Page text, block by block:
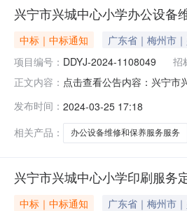
兴宁市兴城中心小学办公设备
中标｜中标通知 广东省｜梅州市
项目编号： DDYJ-2024-1108049 招
正文内容： 点击查看公告内容：兴宁市
成交供应商：广东瓦良格信
设备
发布时间： 2024-03-25 17:18
相关产品：
办公设备维修和保养服务服务
兴宁市兴城中心小学印刷服务
中标｜中标通知 广东省｜梅州市